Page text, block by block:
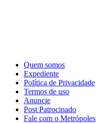
Quem somos
Expediente
Política de Privacidade
Termos de uso
Anuncie
Post Patrocinado
Fale com o Metrópoles